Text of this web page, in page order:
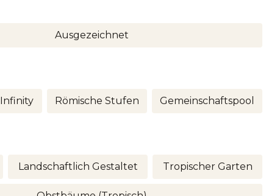
Ausgezeichnet
Infinity Römische Stufen Gemeinschaftspool
Landschaftlich Gestaltet Tropischer Garten